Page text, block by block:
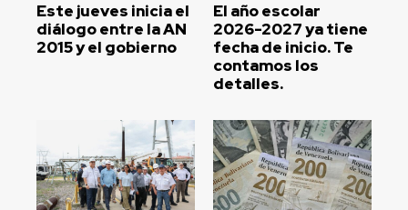
Este jueves inicia el
diálogo entre la AN
2015 y el gobierno
El año escolar
2026-2027 ya tiene
fecha de inicio. Te
contamos los
detalles.